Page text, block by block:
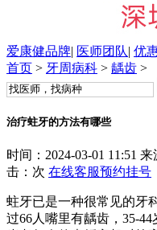
爱康健品牌| 医师团队| 优
首页 > 牙周病科 > 龋齿 >
治疗蛀牙的方法有哪些
时间：2024-03-01 11:51 来
击： 次 在线客服预约挂号
蛀牙已是一种很常见的牙
过66人嘴里有龋齿，35-